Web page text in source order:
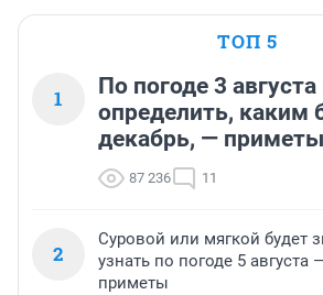
ТОП 5
1
По погоде 3
определить, каким
декабрь, —
87 236 11
2
Суровой или мягкой будет
узнать по погоде 5
приметы